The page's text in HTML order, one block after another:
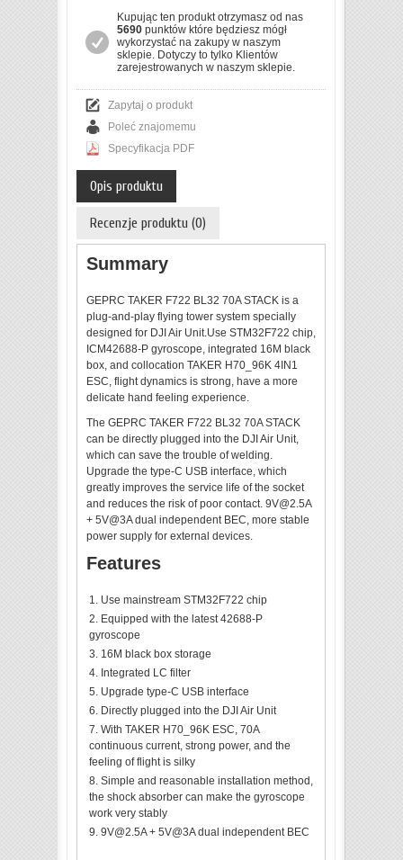
Kupując ten produkt otrzymasz od nas
5690 punktów które będziesz mógł
wykorzystać na zakupy w naszym
sklepie. Dotyczy to tylko Klientów
zarejestrowanych w naszym sklepie.
Zapytaj o produkt
Poleć znajomemu
Specyfikacja PDF
Opis produktu
Recenzje produktu (0)
Summary
GEPRC TAKER F722 BL32 70A STACK is a
plug-and-play flying tower system specially
designed for DJI Air Unit.Use STM32F722 chip,
ICM42688-P gyroscope, integrated 16M black
box, and collocation TAKER H70_96K 4IN1
ESC, flight dynamics is strong, have a more
delicate hand feeling experience.
The GEPRC TAKER F722 BL32 70A STACK
can be directly plugged into the DJI Air Unit,
which can save the trouble of welding.
Upgrade the type-C USB interface, which
greatly improves the service life of the socket
and reduces the risk of poor contact. 9V@2.5A
+ 5V@3A dual independent BEC, more stable
power supply for external devices.
Features
Use mainstream STM32F722 chip
Equipped with the latest 42688-P
gyroscope
16M black box storage
Integrated LC filter
Upgrade type-C USB interface
Directly plugged into the DJI Air Unit
With TAKER H70_96K ESC, 70A
continuous current, strong power, and the
feeling of flight is silky
Simple and reasonable installation method,
the shock absorber can make the gyroscope
work very stably
9V@2.5A + 5V@3A dual independent BEC